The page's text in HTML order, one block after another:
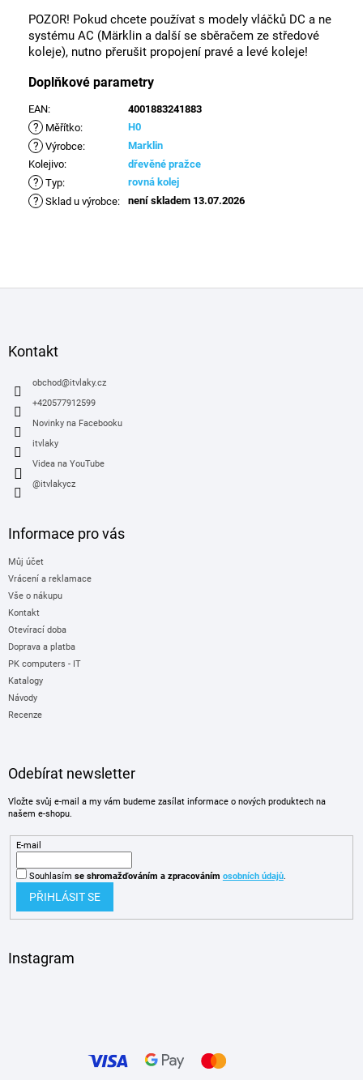
POZOR! Pokud chcete používat s modely vláčků DC a ne
systému AC (Märklin a další se sběračem ze středové
koleje), nutno přerušit propojení pravé a levé koleje!
Doplňkové parametry
EAN: 4001883241883
? Měřítko: H0
? Výrobce:
Marklin
Kolejivo: dřevěné pražce
? Typ: rovná kolej
? Sklad u výrobce: není skladem 13.07.2026
Kontakt
obchod@itvlaky.cz
+420577912599
Novinky na Facebooku
itvlaky
Videa na YouTube
@itvlakycz
Informace pro vás
Můj účet
Vrácení a reklamace
Vše o nákupu
Kontakt
Otevírací doba
Doprava a platba
PK computers - IT
Katalogy
Návody
Recenze
Odebírat newsletter
Vložte svůj e-mail a my vám budeme zasílat informace o nových produktech na
našem e-shopu.
E-mail
Souhlasím se shromažďováním a zpracováním osobních údajů.
PŘIHLÁSIT SE
Instagram